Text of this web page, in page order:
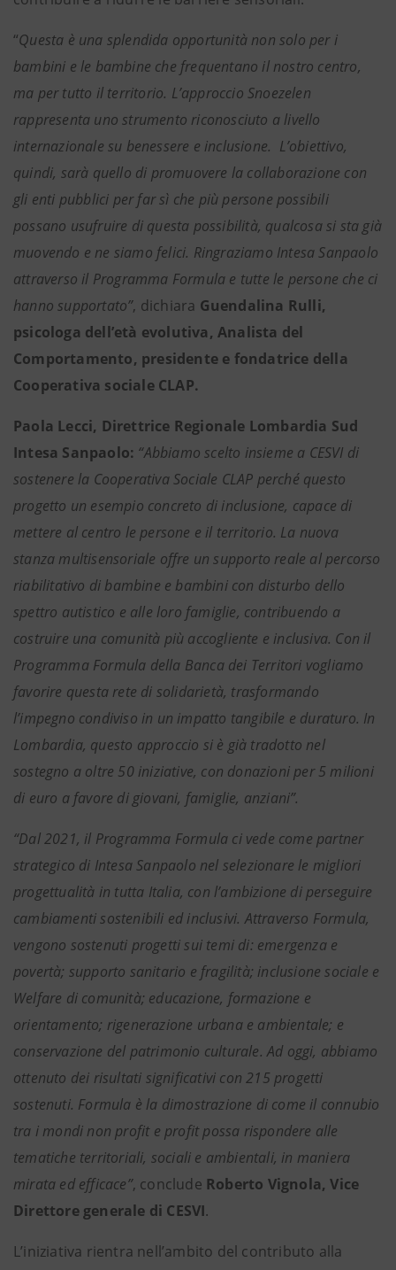
“Questa è una splendida opportunità non solo per i
bambini e le bambine che frequentano il nostro centro,
ma per tutto il territorio. L’approccio Snoezelen
rappresenta uno strumento riconosciuto a livello
internazionale su benessere e inclusione. L’obiettivo,
quindi, sarà quello di promuovere la collaborazione con
gli enti pubblici per far sì che più persone possibili
possano usufruire di questa possibilità, qualcosa si sta già
muovendo e ne siamo felici. Ringraziamo Intesa Sanpaolo
attraverso il Programma Formula e tutte le persone che ci
hanno supportato”, dichiara Guendalina Rulli,
psicologa dell’età evolutiva, Analista del
Comportamento, presidente e fondatrice della
Cooperativa sociale CLAP.
Paola Lecci, Direttrice Regionale Lombardia Sud
Intesa Sanpaolo: “Abbiamo scelto insieme a CESVI di
sostenere la Cooperativa Sociale CLAP perché questo
progetto un esempio concreto di inclusione, capace di
mettere al centro le persone e il territorio. La nuova
stanza multisensoriale offre un supporto reale al percorso
riabilitativo di bambine e bambini con disturbo dello
spettro autistico e alle loro famiglie, contribuendo a
costruire una comunità più accogliente e inclusiva. Con il
Programma Formula della Banca dei Territori vogliamo
favorire questa rete di solidarietà, trasformando
l’impegno condiviso in un impatto tangibile e duraturo. In
Lombardia, questo approccio si è già tradotto nel
sostegno a oltre 50 iniziative, con donazioni per 5 milioni
di euro a favore di giovani, famiglie, anziani”.
“Dal 2021, il Programma Formula ci vede come partner
strategico di Intesa Sanpaolo nel selezionare le migliori
progettualità in tutta Italia, con l’ambizione di perseguire
cambiamenti sostenibili ed inclusivi. Attraverso Formula,
vengono sostenuti progetti sui temi di: emergenza e
povertà; supporto sanitario e fragilità; inclusione sociale e
Welfare di comunità; educazione, formazione e
orientamento; rigenerazione urbana e ambientale; e
conservazione del patrimonio culturale. Ad oggi, abbiamo
ottenuto dei risultati significativi con 215 progetti
sostenuti. Formula è la dimostrazione di come il connubio
tra i mondi non profit e profit possa rispondere alle
tematiche territoriali, sociali e ambientali, in maniera
mirata ed efficace”, conclude Roberto Vignola, Vice
Direttore generale di CESVI.
L’iniziativa rientra nell’ambito del contributo alla